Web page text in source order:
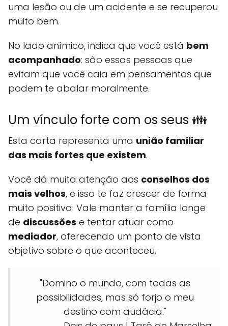
uma lesão ou de um acidente e se recuperou
muito bem.
No lado anímico, indica que você está bem
acompanhado: são essas pessoas que
evitam que você caia em pensamentos que
podem te abalar moralmente.
Um vínculo forte com os seus 👪
Esta carta representa uma união familiar
das mais fortes que existem.
Você dá muita atenção aos conselhos dos
mais velhos, e isso te faz crescer de forma
muito positiva. Vale manter a família longe
de discussões e tentar atuar como
mediador, oferecendo um ponto de vista
objetivo sobre o que aconteceu.
"Domino o mundo, com todas as
possibilidades, mas só forjo o meu
destino com audácia."